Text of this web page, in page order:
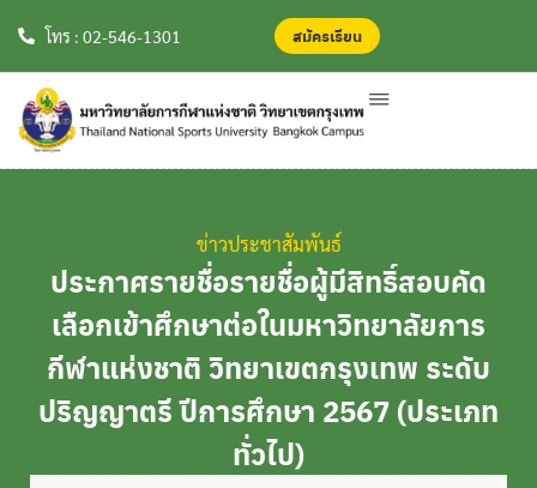
โทร : 02-546-1301 สมัครเรียน
ข่าวประชาสัมพันธ์
ประกาศรายชื่อรายชื่อผู้มีสิทธิ์สอบคัด
เลือกเข้าศึกษาต่อในมหาวิทยาลัยการ
กีฬาแห่งชาติ วิทยาเขตกรุงเทพ ระดับ
ปริญญาตรี ปีการศึกษา 2567 (ประเภท
ทั่วไป)